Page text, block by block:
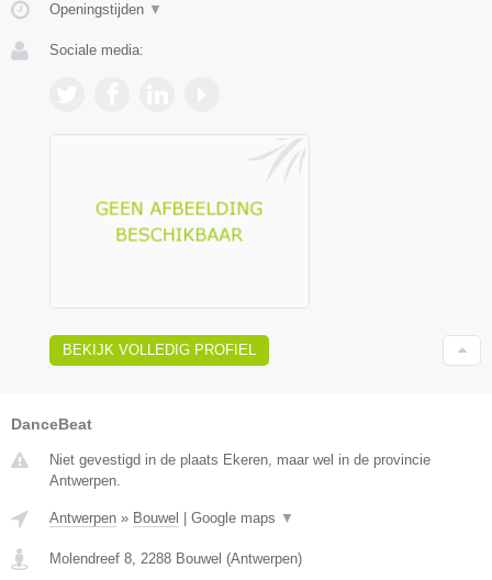
Openingstijden ▼
Sociale media:
BEKIJK VOLLEDIG PROFIEL
DanceBeat
Niet gevestigd in de plaats Ekeren, maar wel in de provincie
Antwerpen.
Antwerpen » Bouwel Google maps ▼
Molendreef 8, 2288 Bouwel (Antwerpen)